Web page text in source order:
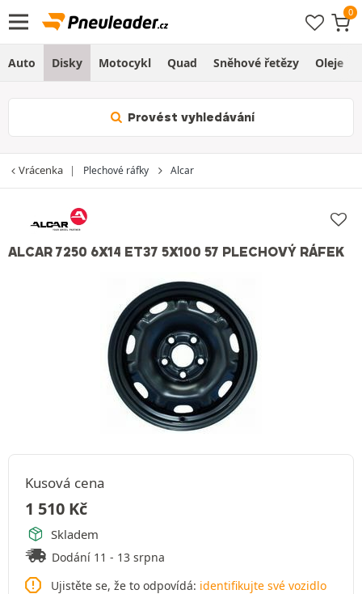
Auto Disky Motocykl Quad Sněhové řetězy Oleje
Provést vyhledávání
Vrácenka Plechové ráfky Alcar
ALCAR 7250 6X14 ET37 5X100 57 PLECHOVÝ RÁFEK
Kusová cena
1 510 Kč
Skladem
Dodání 11 - 13 srpna
Ujistěte se, že to odpovídá: identifikujte své vozidlo